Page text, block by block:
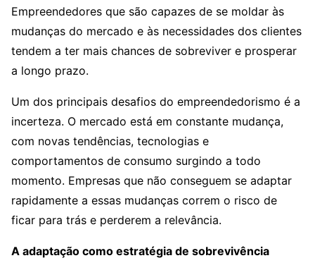
Empreendedores que são capazes de se moldar às
mudanças do mercado e às necessidades dos clientes
tendem a ter mais chances de sobreviver e prosperar
a longo prazo.
Um dos principais desafios do empreendedorismo é a
incerteza. O mercado está em constante mudança,
com novas tendências, tecnologias e
comportamentos de consumo surgindo a todo
momento. Empresas que não conseguem se adaptar
rapidamente a essas mudanças correm o risco de
ficar para trás e perderem a relevância.
A adaptação como estratégia de sobrevivência